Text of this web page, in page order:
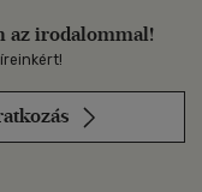
az irodalommal!